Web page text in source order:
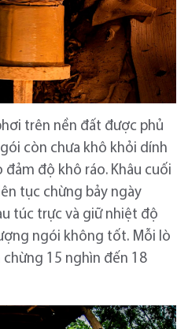
trên nền đất được phủ
còn chưa khô khỏi dính
độ khô ráo. Khâu cuối
tục chừng bảy ngày
túc trực và giữ nhiệt độ
ngói không tốt. Mỗi lò
chừng 15 nghìn đến 18